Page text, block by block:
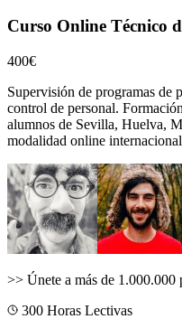
Curso Online Técnico
400€
Supervisión de programas de
control de personal.
alumnos de Sevilla, Huelva,
modalidad online
>> Únete a más de 1.000.000
300 Horas Lectivas